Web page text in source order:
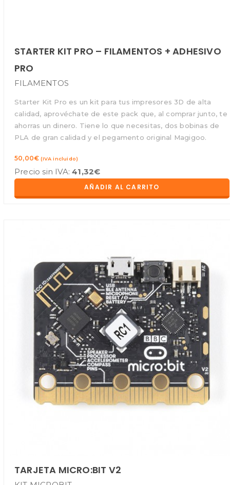
STARTER KIT PRO – FILAMENTOS + ADHESIVO
PRO
FILAMENTOS
Starter Kit Pro es un kit para tus impresores 3D de alta
calidad, aprovéchate de este pack que, al comprar junto, te
ahorras un dinero. Tiene lo que necesitas, dos bobinas de
PLA de gran calidad y el pegamento original Magigoo.
50,00€ (IVA incluido)
Precio sin IVA:41,32€
AÑADIR AL CARRITO
TARJETA MICRO:BIT V2